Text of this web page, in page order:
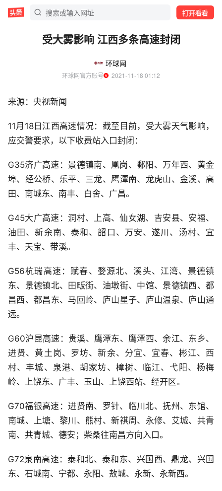
打开看看
受大雾影响 江西多条高速封闭
环球网
环球网官方账号
  2021-11-18 01:12
来源：央视新闻
11月18日江西高速情况：截至目前，受大雾天气影响，
应交警要求，以下收费站入口封闭：
G35济广高速：景德镇南、凰岗、鄱阳、万年西、黄金
埠、经公桥、乐平、三龙、鹰潭南、龙虎山、金溪、高
田、南城东、南丰、白舍、广昌。
G45大广高速：洞村、上高、仙女湖、吉安县、安福、
油田、新余南、泰和、韶口、万安、遂川、汤村、宜
丰、天宝、带溪。
G56杭瑞高速：赋春、婺源北、溪头、江湾、景德镇
东、景德镇北、田畈街、油墩街、中馆、景德镇西、都
昌西、都昌东、马回岭、庐山星子、庐山温泉、庐山通
远。
G60沪昆高速：贵溪、鹰潭东、鹰潭西、余江、东乡、
进贤、黄土岗、罗坊、新余、分宜、宜春、彬江、西
村、丰城、泉港、胡家坊、樟树、临江、弋阳、杨梅
岭、上饶东、广丰、玉山、上饶西站、经开区。
G70福银高速：进贤南、罗针、临川北、抚州、东馆、
南城、上塘、黎川、熊村、新祺周、永修、艾城、共青
南、共青城、德安；柴桑往南昌方向入口。
G72泉南高速：泰和北、泰和东、兴国西、鼎龙、兴国
东、石城南、宁都、永阳、敖城、永新、永新西。